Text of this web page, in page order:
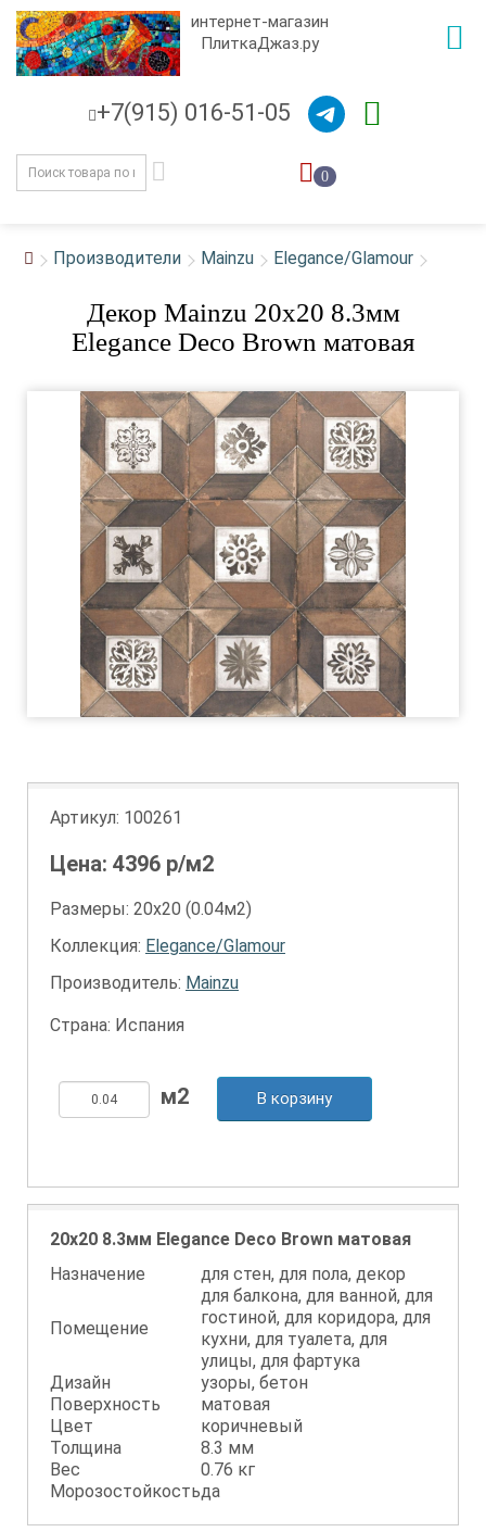
интернет-магазин
ПлиткаДжаз.ру
+7(915) 016-51-05
0
Производители Mainzu Elegance/Glamour
Декор Mainzu 20x20 8.3мм
Elegance Deco Brown матовая
Артикул: 100261
Цена: 4396 р/м2
Размеры: 20х20 (0.04м2)
Коллекция: Elegance/Glamour
Производитель: Mainzu
Страна: Испания
В корзину
20x20 8.3мм Elegance Deco Brown матовая
Назначение
для стен, для пола, декор
Помещение
для балкона, для ванной, для
гостиной, для коридора, для
кухни, для туалета, для
улицы, для фартука
Дизайн
узоры, бетон
Поверхность
матовая
Цвет
коричневый
Толщина
8.3 мм
Вес
0.76 кг
Морозостойкостьда